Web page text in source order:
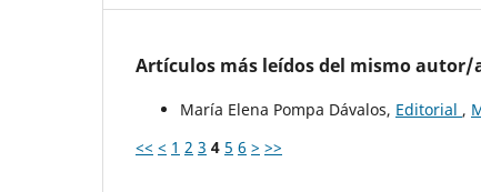
Artículos más leídos del mismo autor/
María Elena Pompa Dávalos, Editorial ,
<< < 1 2 3 4 5 6 > >>